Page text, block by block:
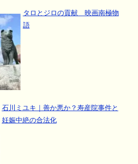
タロとジロの貢献 映画南極物
語
石川ミユキ｜善か悪か？寿産院事件と
妊娠中絶の合法化